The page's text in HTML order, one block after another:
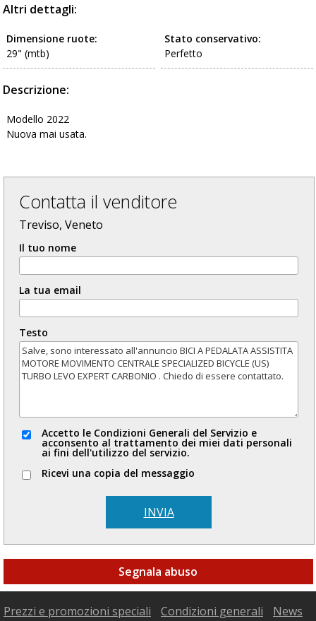
Altri dettagli:
Stato conservativo:
Perfetto
Dimensione ruote:
29" (mtb)
Descrizione:
Modello 2022
Nuova mai usata.
Contatta il venditore
Treviso, Veneto
Il tuo nome
La tua email
Testo
Accetto le Condizioni Generali del Servizio e
acconsento al trattamento dei miei dati personali
ai fini dell'utilizzo del servizio.
Ricevi una copia del messaggio
INVIA
Segnala abuso
Prezzi e promozioni speciali Condizioni generali News